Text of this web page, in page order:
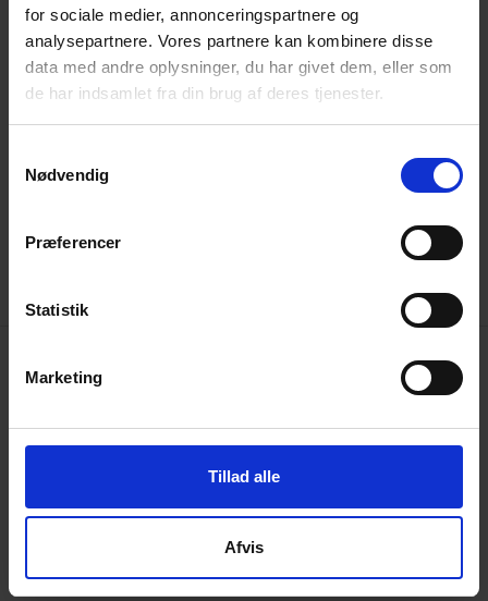
for sociale medier, annonceringspartnere og
analysepartnere. Vores partnere kan kombinere disse
data med andre oplysninger, du har givet dem, eller som
de har indsamlet fra din brug af deres tjenester.
Nødvendig
Præferencer
Statistik
Marketing
Tillad alle
Afvis
Naturpleje
cases med
Få idéer til dit næste hegn
Gå på opdagelse i Poda-kataloget og få inspiration til
den løsning, der passer perfekt til dit behov.